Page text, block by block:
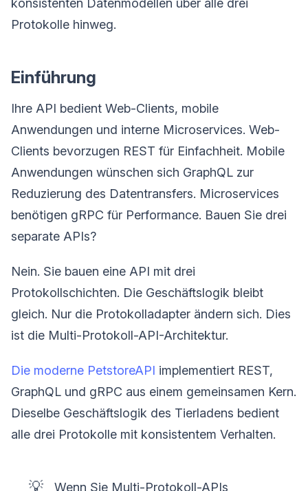
Protokolle hinweg.
Einführung
Ihre API bedient Web-Clients, mobile
Anwendungen und interne Microservices. Web-
Clients bevorzugen REST für Einfachheit. Mobile
Anwendungen wünschen sich GraphQL zur
Reduzierung des Datentransfers. Microservices
benötigen gRPC für Performance. Bauen Sie drei
separate APIs?
Nein. Sie bauen eine API mit drei
Protokollschichten. Die Geschäftslogik bleibt
gleich. Nur die Protokolladapter ändern sich. Dies
ist die Multi-Protokoll-API-Architektur.
Die moderne PetstoreAPI implementiert REST,
GraphQL und gRPC aus einem gemeinsamen Kern.
Dieselbe Geschäftslogik des Tierladens bedient
alle drei Protokolle mit konsistentem Verhalten.
💡
Wenn Sie Multi-Protokoll-APIs